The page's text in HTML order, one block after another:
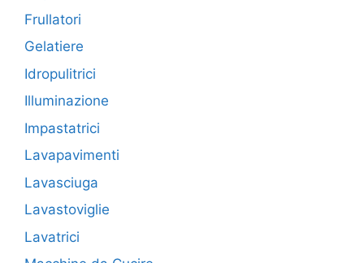
Frullatori
Gelatiere
Idropulitrici
Illuminazione
Impastatrici
Lavapavimenti
Lavasciuga
Lavastoviglie
Lavatrici